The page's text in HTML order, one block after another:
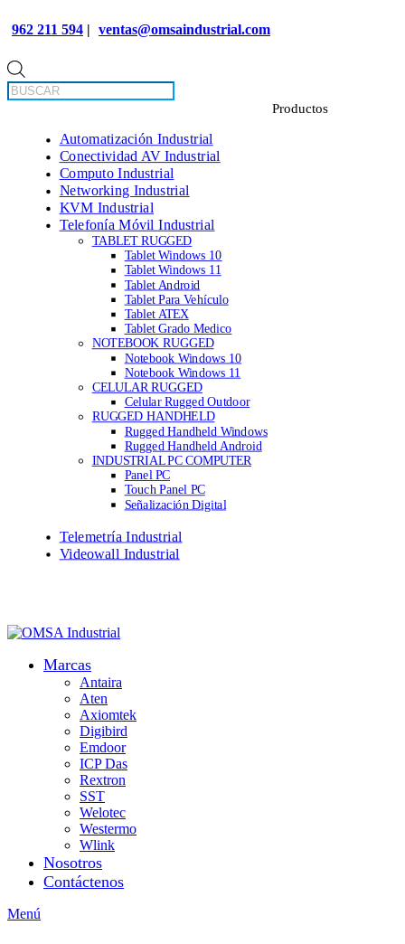
962 211 594 | ventas@omsaindustrial.com
de
productos
Automatización Industrial
Conectividad AV Industrial
Computo Industrial
Networking Industrial
KVM Industrial
Telefonía Móvil Industrial
TABLET RUGGED
Tablet Windows 10
Tablet Windows 11
Tablet Android
Tablet Para Vehículo
Tablet ATEX
Tablet Grado Medico
NOTEBOOK RUGGED
Notebook Windows 10
Notebook Windows 11
CELULAR RUGGED
Celular Rugged Outdoor
RUGGED HANDHELD
Rugged Handheld Windows
Rugged Handheld Android
INDUSTRIAL PC COMPUTER
Panel PC
Touch Panel PC
Señalización Digital
Telemetría Industrial
Videowall Industrial
Marcas
Antaira
Aten
Axiomtek
Digibird
Emdoor
ICP Das
Rextron
SST
Welotec
Westermo
Wlink
Nosotros
Contáctenos
Menú